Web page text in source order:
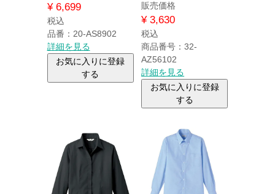
¥ 6,699
税込
品番：20-AS8902
詳細を見る
お気に入りに登録
する
販売価格
¥ 3,630
税込
商品番号：32-
AZ56102
詳細を見る
お気に入りに登録
する